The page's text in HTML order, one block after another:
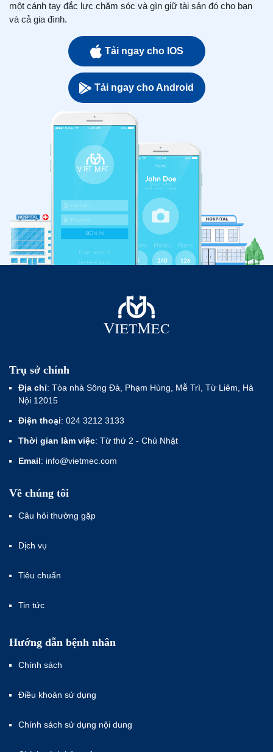
một cánh tay đắc lực chăm sóc và gìn giữ tài sản đó cho bạn
và cả gia đình.
Tải ngay cho IOS
Tải ngay cho Android
Trụ sở chính
Địa chỉ: Tòa nhà Sông Đà, Phạm Hùng, Mễ Trì, Từ Liêm, Hà
Nội 12015
Điện thoại: 024 3212 3133
Thời gian làm việc: Từ thứ 2 - Chủ Nhật
Email: info@vietmec.com
Về chúng tôi
Câu hỏi thường gặp
Dịch vụ
Tiêu chuẩn
Tin tức
Hướng dẫn bệnh nhân
Chính sách
Điều khoản sử dụng
Chính sách sử dụng nội dung